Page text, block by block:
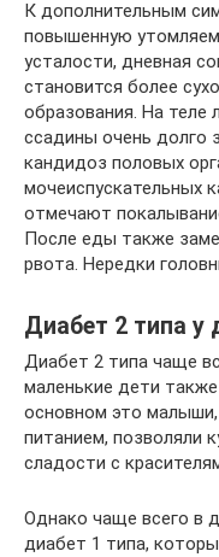
К дополнительным
повышенную
усталости, дневная
становится более
образования. На теле
ссадины очень долго
кандидоз половых
мочеиспускательных
отмечают
После еды также
рвота. Нередки
Диабет 2 типа у
Диабет 2 типа чаще
маленькие дети
основном это
питанием, позволяли
сладости с
Однако чаще всего в
диабет 1 типа,